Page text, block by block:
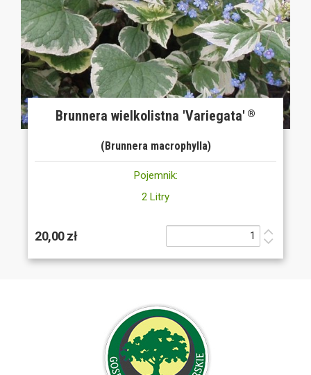
Brunnera wielkolistna 'Variegata' ®
(Brunnera macrophylla)
Pojemnik:
2 Litry
20,00 zł